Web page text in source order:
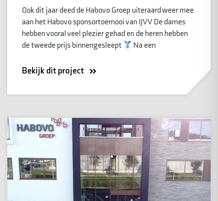
Ook dit jaar deed de Habovo Groep uiteraard weer mee
aan het Habovo sponsortoernooi van IJVV De dames
hebben vooral veel plezier gehad en de heren hebben
de tweede prijs binnengesleept
Na een
Bekijk dit project